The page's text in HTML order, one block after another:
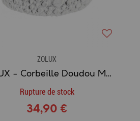
ZOLUX
ZOLUX - Corbeille Doudou MOONLIGHT
Rupture de stock
34,90 €